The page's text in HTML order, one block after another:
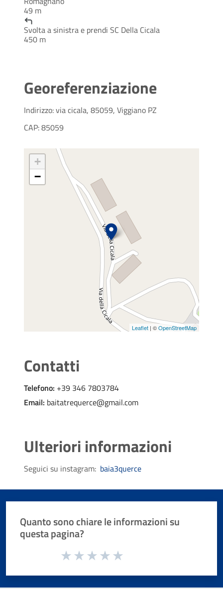
49 m
Svolta a sinistra e prendi SC Della Cicala
450 m
Georeferenziazione
Indirizzo: via cicala, 85059, Viggiano PZ
CAP: 85059
+
−
Leaflet | ©OpenStreetMap
Contatti
Telefono: +39 346 7803784
Email: baitatrequerce@gmail.com
Ulteriori informazioni
Seguici su instagram: baia3querce
Quanto sono chiare le informazioni su
questa pagina?
Valuta da 1 a 5 stelle la pagina